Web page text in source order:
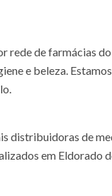
rede de farmácias
e beleza.
distribuidoras de
em Eldorado